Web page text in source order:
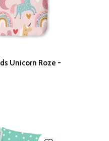
Unicorn Roze -